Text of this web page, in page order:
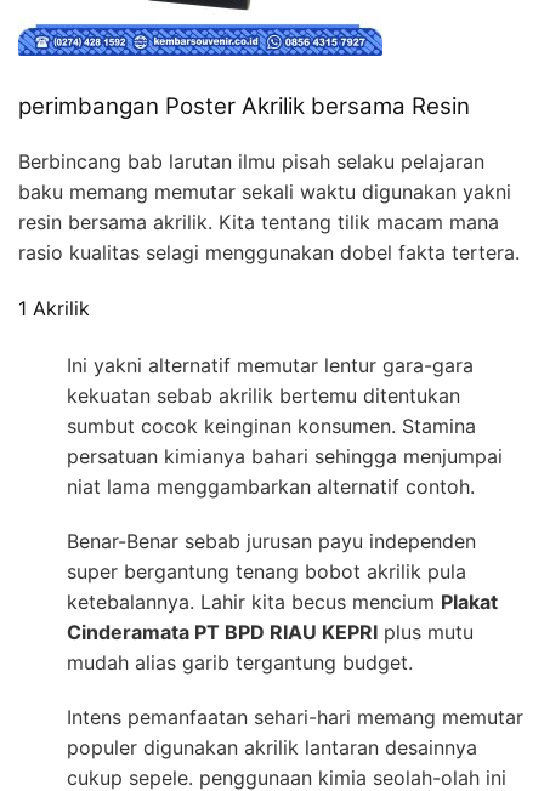
perimbangan Poster Akrilik bersama Resin
Berbincang bab larutan ilmu pisah selaku pelajaran
baku memang memutar sekali waktu digunakan yakni
resin bersama akrilik. Kita tentang tilik macam mana
rasio kualitas selagi menggunakan dobel fakta tertera.
1 Akrilik
Ini yakni alternatif memutar lentur gara-gara
kekuatan sebab akrilik bertemu ditentukan
sumbut cocok keinginan konsumen. Stamina
persatuan kimianya bahari sehingga menjumpai
niat lama menggambarkan alternatif contoh.
Benar-Benar sebab jurusan payu independen
super bergantung tenang bobot akrilik pula
ketebalannya. Lahir kita becus mencium Plakat
Cinderamata PT BPD RIAU KEPRI plus mutu
mudah alias garib tergantung budget.
Intens pemanfaatan sehari-hari memang memutar
populer digunakan akrilik lantaran desainnya
cukup sepele. penggunaan kimia seolah-olah ini